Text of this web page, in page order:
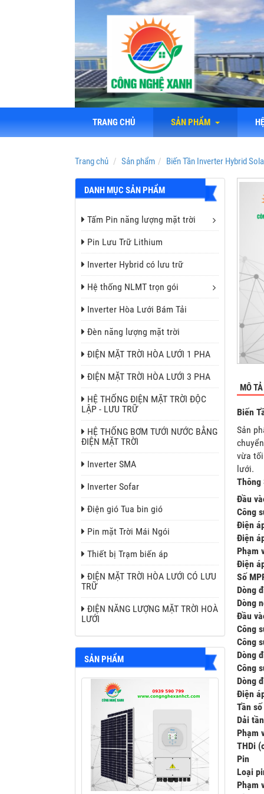
TRANG CHỦ SẢN PHẨM
Trang chủ Sản phẩm Biến Tần Inverter Hybrid
MÔ
Biến
Sản
vừa
lưới.
Thông
Đầu
Công
Điện
Điện
Phạm
Điện
Số
Dòng
Dòng
Đầu
Công
Công
Dòng
Công
Dòng
Điện
Tần
Dải
Phạm
THDi
Pin
Loại
Phạm
DANH MỤC SẢN PHẨM
Tấm Pin năng lượng mặt trời
Pin Lưu Trữ Lithium
Inverter Hybrid có lưu trữ
Hệ thống NLMT trọn gói
Inverter Hòa Lưới Bám Tải
Đèn năng lượng mặt trời
ĐIỆN MẶT TRỜI HÒA LƯỚI 1 PHA
ĐIỆN MẶT TRỜI HÒA LƯỚI 3 PHA
HỆ THỐNG ĐIỆN MẶT TRỜI ĐỘC
LẬP - LƯU TRỮ
HỆ THỐNG BƠM TƯỚI NƯỚC BẰNG
ĐIỆN MẶT TRỜI
Inverter SMA
Inverter Sofar
Điện gió Tua bin gió
Pin mặt Trời Mái Ngói
Thiết bị Trạm biến áp
ĐIỆN MẶT TRỜI HÒA LƯỚI CÓ LƯU
TRỮ
ĐIỆN NĂNG LƯỢNG MẶT TRỜI HOÀ
LƯỚI
SẢN PHẨM